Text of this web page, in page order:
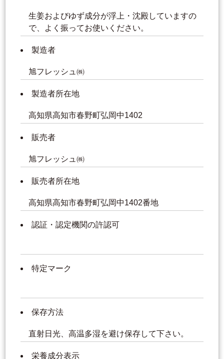
生姜およびゆず成分が浮上・沈殿していますの
で、よく振ってお使いください。
製造者
旭フレッシュ㈱
製造者所在地
高知県高知市春野町弘岡中1402
販売者
旭フレッシュ㈱
販売者所在地
高知県高知市春野町弘岡中1402番地
認証・認定機関の許認可
特定マーク
保存方法
直射日光、高温多湿を避け保存して下さい。
栄養成分表示